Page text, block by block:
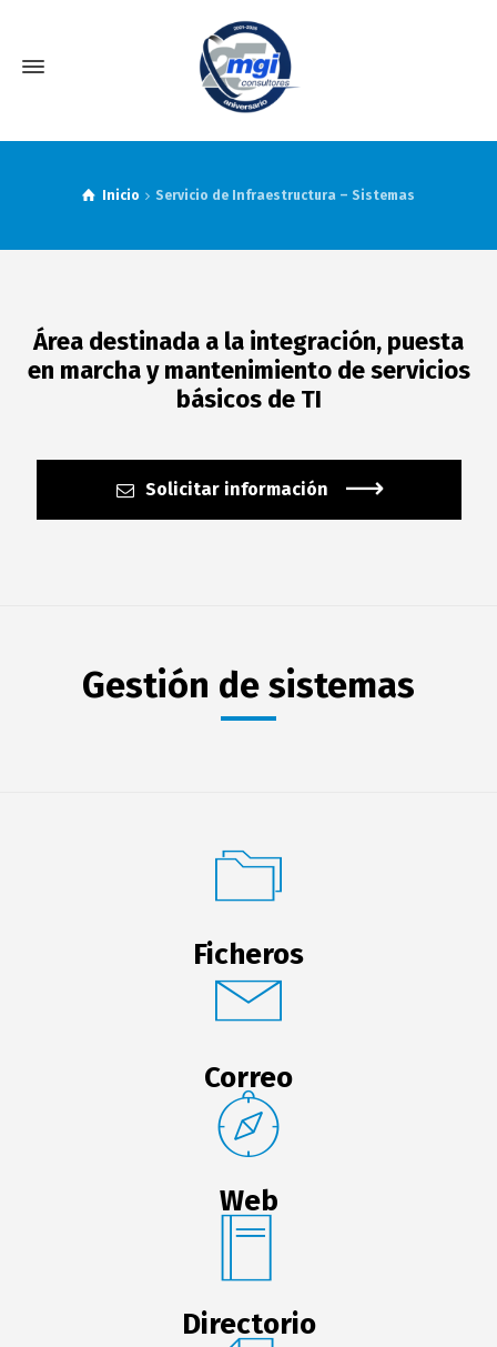
Inicio Servicio de Infraestructura – Sistemas
Área destinada a la integración, puesta
en marcha y mantenimiento de servicios
básicos de TI
Solicitar información
Gestión de sistemas
Ficheros
Correo
Web
Directorio